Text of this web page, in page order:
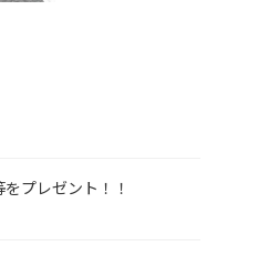
プレゼント！！